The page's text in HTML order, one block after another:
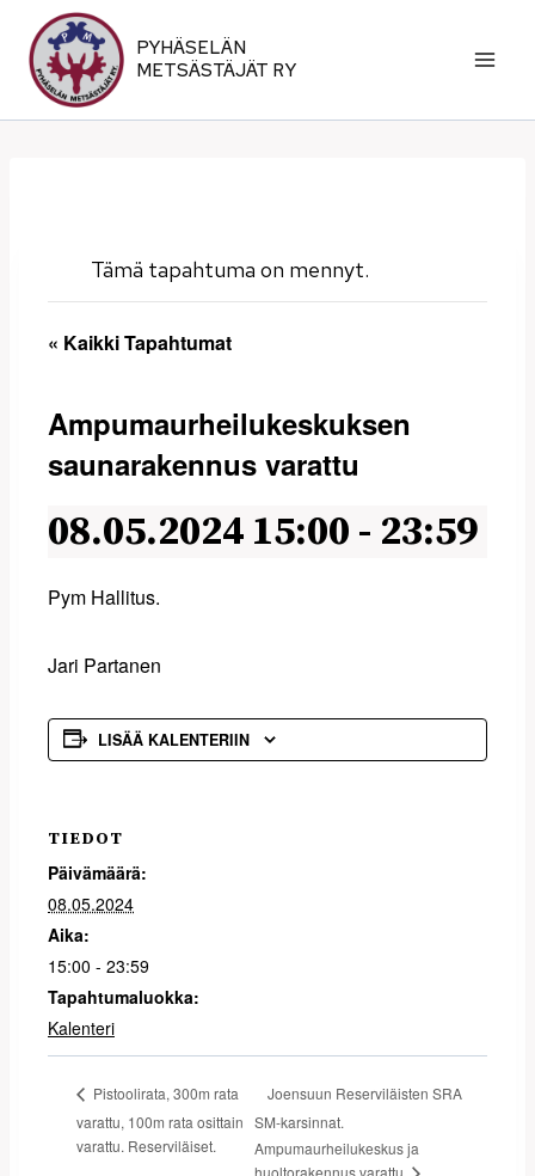
sisältöön
PYHÄSELÄN
METSÄSTÄJÄT RY
Tämä tapahtuma on mennyt.
« Kaikki Tapahtumat
Ampumaurheilukeskuksen
saunarakennus varattu
08.05.2024 15:00 - 23:59
Pym Hallitus.
Jari Partanen
LISÄÄ KALENTERIIN
TIEDOT
Päivämäärä:
08.05.2024
Aika:
15:00 - 23:59
Tapahtumaluokka:
Kalenteri
Pistoolirata, 300m rata
varattu, 100m rata osittain
varattu. Reserviläiset.
Joensuun Reserviläisten SRA
SM-karsinnat.
Ampumaurheilukeskus ja
huoltorakennus varattu